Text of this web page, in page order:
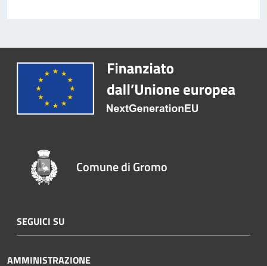
Comune di Gromo
SEGUICI SU
AMMINISTRAZIONE